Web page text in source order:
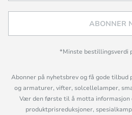
ABONNER
*Minste bestillingsverdi
Abonner på nyhetsbrev og få gode
og armaturer, vifter, solcellelamper,
Vær den første til å motta informasjon
produktprisreduksjoner,